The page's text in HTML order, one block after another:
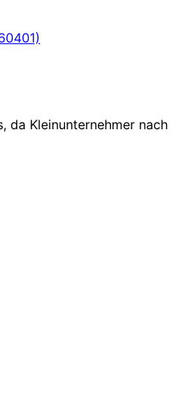
da Kleinunternehmer nach